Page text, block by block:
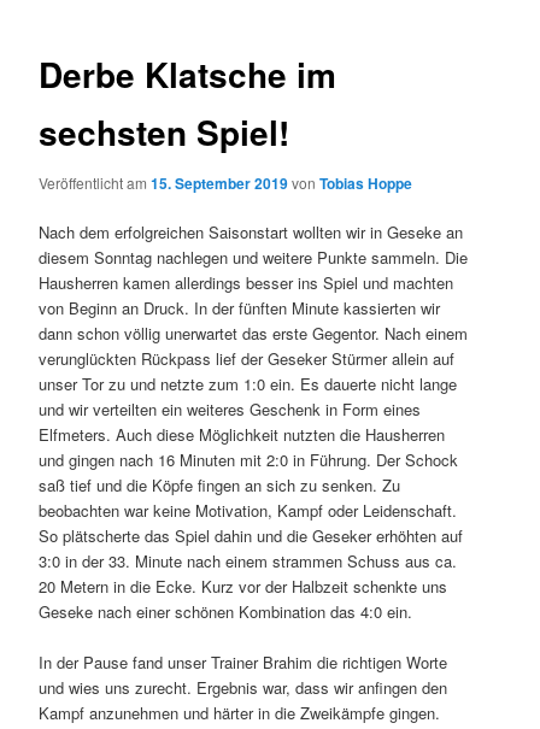
Derbe Klatsche im
sechsten Spiel!
Veröffentlicht am15. September 2019vonTobias Hoppe
Nach dem erfolgreichen Saisonstart wollten wir in Geseke an
diesem Sonntag nachlegen und weitere Punkte sammeln. Die
Hausherren kamen allerdings besser ins Spiel und machten
von Beginn an Druck. In der fünften Minute kassierten wir
dann schon völlig unerwartet das erste Gegentor. Nach einem
verunglückten Rückpass lief der Geseker Stürmer allein auf
unser Tor zu und netzte zum 1:0 ein. Es dauerte nicht lange
und wir verteilten ein weiteres Geschenk in Form eines
Elfmeters. Auch diese Möglichkeit nutzten die Hausherren
und gingen nach 16 Minuten mit 2:0 in Führung. Der Schock
saß tief und die Köpfe fingen an sich zu senken. Zu
beobachten war keine Motivation, Kampf oder Leidenschaft.
So plätscherte das Spiel dahin und die Geseker erhöhten auf
3:0 in der 33. Minute nach einem strammen Schuss aus ca.
20 Metern in die Ecke. Kurz vor der Halbzeit schenkte uns
Geseke nach einer schönen Kombination das 4:0 ein.
In der Pause fand unser Trainer Brahim die richtigen Worte
und wies uns zurecht. Ergebnis war, dass wir anfingen den
Kampf anzunehmen und härter in die Zweikämpfe gingen.